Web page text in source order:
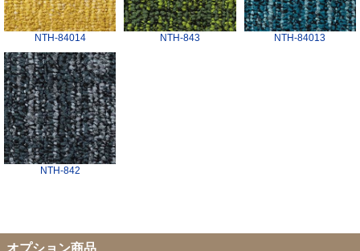
NTH-84014 NTH-843 NTH-84013
NTH-842